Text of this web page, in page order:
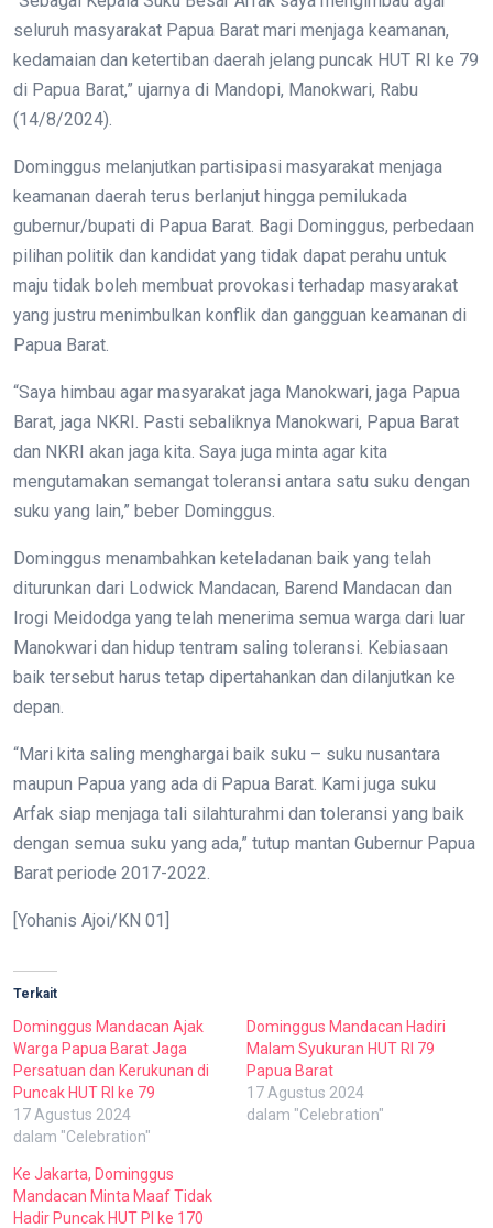
seluruh masyarakat Papua Barat mari menjaga keamanan,
kedamaian dan ketertiban daerah jelang puncak HUT RI ke 79
di Papua Barat,” ujarnya di Mandopi, Manokwari, Rabu
(14/8/2024).
Dominggus melanjutkan partisipasi masyarakat menjaga
keamanan daerah terus berlanjut hingga pemilukada
gubernur/bupati di Papua Barat. Bagi Dominggus, perbedaan
pilihan politik dan kandidat yang tidak dapat perahu untuk
maju tidak boleh membuat provokasi terhadap masyarakat
yang justru menimbulkan konflik dan gangguan keamanan di
Papua Barat.
“Saya himbau agar masyarakat jaga Manokwari, jaga Papua
Barat, jaga NKRI. Pasti sebaliknya Manokwari, Papua Barat
dan NKRI akan jaga kita. Saya juga minta agar kita
mengutamakan semangat toleransi antara satu suku dengan
suku yang lain,” beber Dominggus.
Dominggus menambahkan keteladanan baik yang telah
diturunkan dari Lodwick Mandacan, Barend Mandacan dan
Irogi Meidodga yang telah menerima semua warga dari luar
Manokwari dan hidup tentram saling toleransi. Kebiasaan
baik tersebut harus tetap dipertahankan dan dilanjutkan ke
depan.
“Mari kita saling menghargai baik suku – suku nusantara
maupun Papua yang ada di Papua Barat. Kami juga suku
Arfak siap menjaga tali silahturahmi dan toleransi yang baik
dengan semua suku yang ada,” tutup mantan Gubernur Papua
Barat periode 2017-2022.
[Yohanis Ajoi/KN 01]
Terkait
Dominggus Mandacan Ajak
Warga Papua Barat Jaga
Persatuan dan Kerukunan di
Puncak HUT RI ke 79
17 Agustus 2024
dalam "Celebration"
Dominggus Mandacan Hadiri
Malam Syukuran HUT RI 79
Papua Barat
17 Agustus 2024
dalam "Celebration"
Ke Jakarta, Dominggus
Mandacan Minta Maaf Tidak
Hadir Puncak HUT PI ke 170